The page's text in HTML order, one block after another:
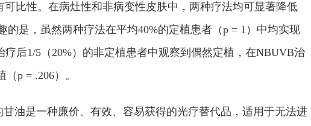
比性。在病灶性和非病变性皮肤中，两种疗法均可显著降低
的是，虽然两种疗法在平均40%的定植患者（p = 1）中均实现
后1/5（20%）的非定植患者中观察到偶然定植，在NBUVB治
p = .206）。
油是一种廉价、有效、容易获得的光疗替代品，适用于无法进